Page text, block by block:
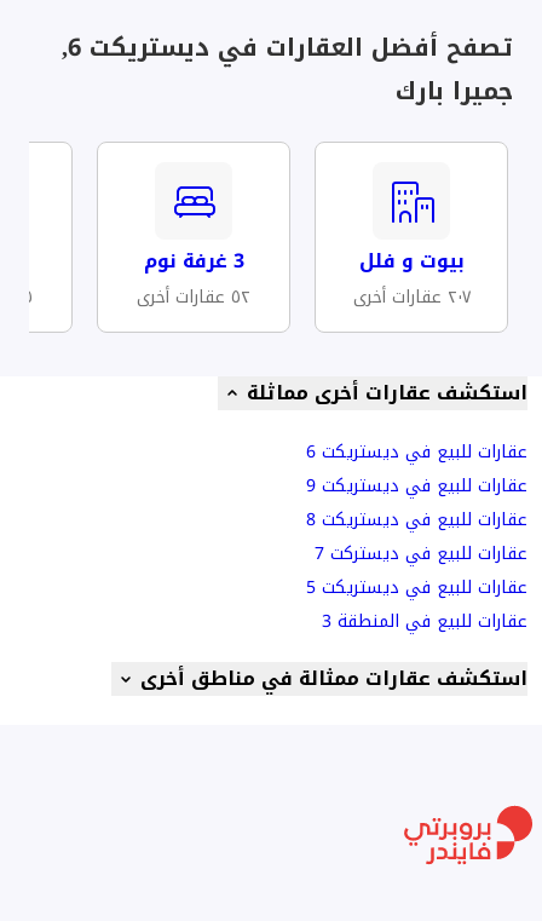
تصفح أفضل العقارات في ديستريكت 6,
جميرا بارك
بيوت و فلل
٢٠٧ عقارات أخرى
3 غرفة نوم
٥٢ عقارات أخرى ١٠٥ عقارات أخرى
استكشف عقارات أخرى مماثلة
عقارات للبيع في ديستريكت 6
عقارات للبيع في ديستريكت 9
عقارات للبيع في ديستريكت 8
عقارات للبيع في ديستركت 7
عقارات للبيع في ديستريكت 5
عقارات للبيع في المنطقة 3
استكشف عقارات ممثالة في مناطق أخرى